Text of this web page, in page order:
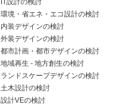
IT設計の検討
環境・省エネ・エコ設計の検討
内装デザインの検討
外装デザインの検討
都市計画・都市デザインの検討
地域再生 - 地方創生の検討
ランドスケープデザインの検討
土木設計の検討
設計VEの検討